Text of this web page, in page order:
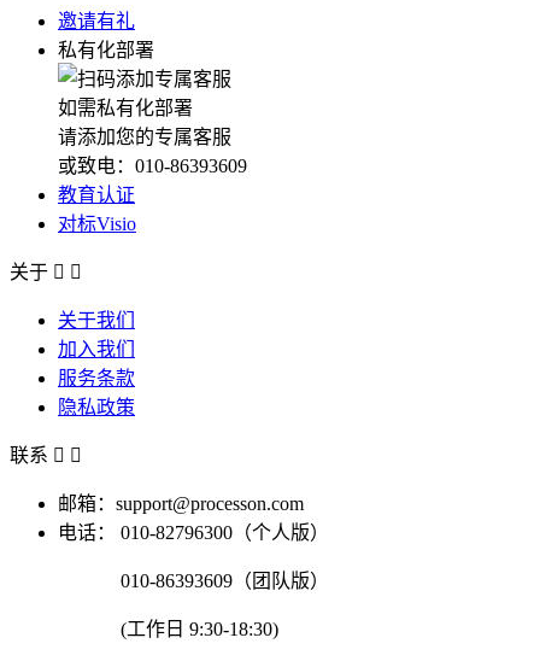
邀请有礼
私有化部署
如需私有化部署
请添加您的专属客服
或致电：010-86393609
教育认证
对标Visio
关于  
关于我们
加入我们
服务条款
隐私政策
联系  
邮箱：support@processon.com
电话：
010-82796300（个人版）
010-86393609（团队版）
(工作日 9:30-18:30)